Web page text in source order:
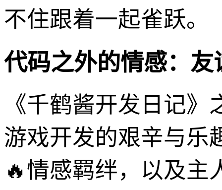
不住跟着一起雀跃。
代码之外的情感：
《千鹤酱开发日记
游戏开发的艰辛与乐
🔥情感羁绊，以及主